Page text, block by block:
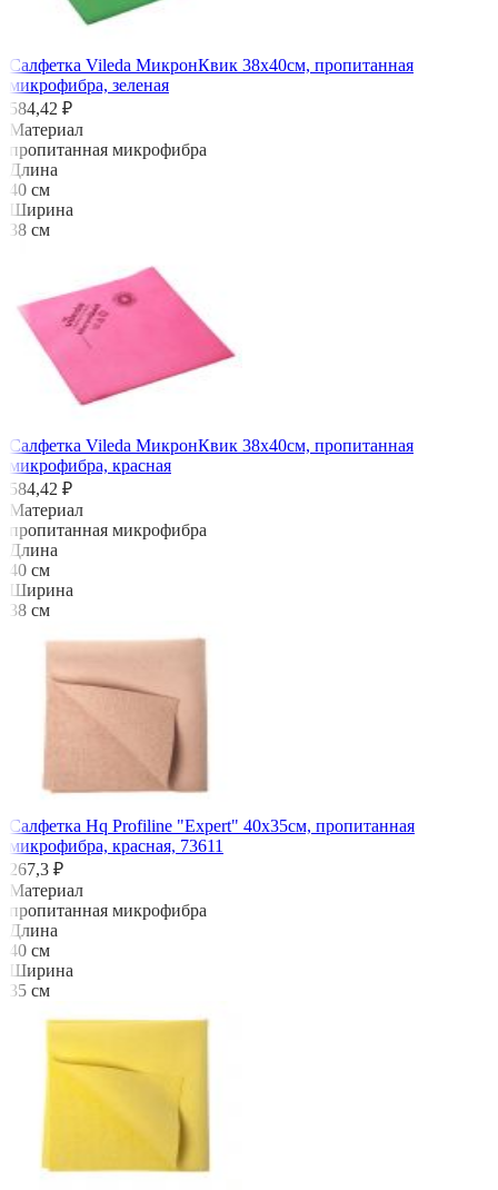
Салфетка Vileda МикронКвик 38х40см, пропитанная
микрофибра, зеленая
584,42 ₽
Материал
пропитанная микрофибра
Длина
40 см
Ширина
38 см
Салфетка Vileda МикронКвик 38х40см, пропитанная
микрофибра, красная
584,42 ₽
Материал
пропитанная микрофибра
Длина
40 см
Ширина
38 см
Салфетка Hq Profiline "Expert" 40х35см, пропитанная
микрофибра, красная, 73611
267,3 ₽
Материал
пропитанная микрофибра
Длина
40 см
Ширина
35 см